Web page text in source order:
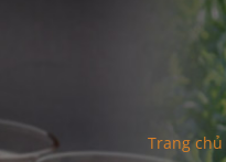
Trang chủ